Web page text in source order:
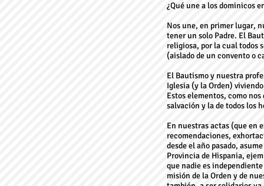
¿Qué une a los dominicos
Nos une, en primer lugar,
tener un solo Padre. El
religiosa, por la cual todos
(aislado de un convento o
El Bautismo y nuestra
Iglesia (y la Orden)
Estos elementos, como
salvación y la de todos los
En nuestras actas (que en
recomendaciones,
desde el año pasado,
Provincia de Hispania,
que nadie es
misión de la Orden y de